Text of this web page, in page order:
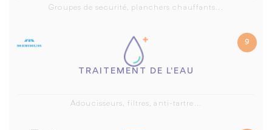
Groupes de securité, planchers chauffants...
9
TRAITEMENT DE L'EAU
Adoucisseurs, filtres, anti-tartre...